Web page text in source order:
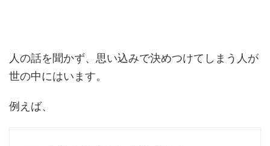
人の話を聞かず、思い込みで決めつけてしまう人が
世の中にはいます。
例えば、